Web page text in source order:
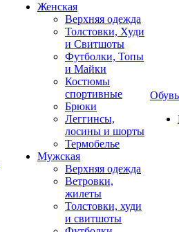
Женская
Верхняя одежда
Толстовки, Худи
и Свитшоты
Футболки, Топы
и Майки
Костюмы
спортивные
Брюки
Леггинсы,
лосины и шорты
Термобелье
Мужская
Верхняя одежда
Ветровки,
жилеты
Толстовки, худи
и свитшоты
Обувь